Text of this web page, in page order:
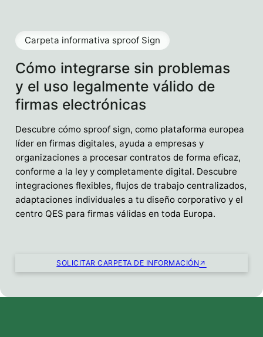
Cómo integrarse sin problemas
y el uso legalmente válido de
firmas electrónicas
Descubre cómo sproof sign, como plataforma europea
líder en firmas digitales, ayuda a empresas y
organizaciones a procesar contratos de forma eficaz,
conforme a la ley y completamente digital. Descubre
integraciones flexibles, flujos de trabajo centralizados,
adaptaciones individuales a tu diseño corporativo y el
centro QES para firmas válidas en toda Europa.
Carpeta informativa sproof Sign
SOLICITAR CARPETA DE INFORMACIÓN